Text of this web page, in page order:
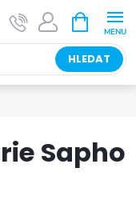
HLEDAT
NÁKUPNÍ
KOŠÍK
Sapho